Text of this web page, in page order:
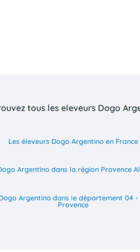
tous les eleveurs Dogo
Les éleveurs Dogo Argentino en France
Argentino dans la région Provence
Argentino dans le département 04 -
Provence